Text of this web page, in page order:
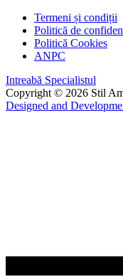
Termeni și condiții
Politică de
Politică Cookies
ANPC
Intreabă Specialistul
Copyright © 2026 Stil
Designed and